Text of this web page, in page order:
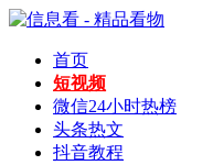
首页
短视频
微信24小时热榜
头条热文
抖音教程